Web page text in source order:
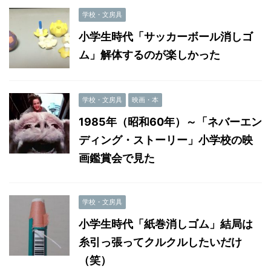
学校・文房具
小学生時代「サッカーボール消しゴ
ム」解体するのが楽しかった
学校・文房具 映画・本
1985年（昭和60年）～「ネバーエン
ディング・ストーリー」小学校の映
画鑑賞会で見た
学校・文房具
小学生時代「紙巻消しゴム」結局は
糸引っ張ってクルクルしたいだけ
（笑）